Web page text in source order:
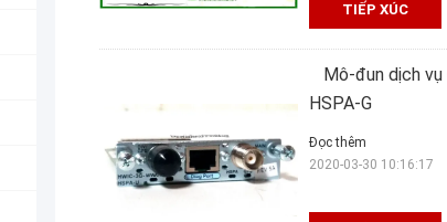
TIẾP XÚC
Mô-đun dịch
HSPA-G
Đọc thêm
2020-03-30 10:16:17